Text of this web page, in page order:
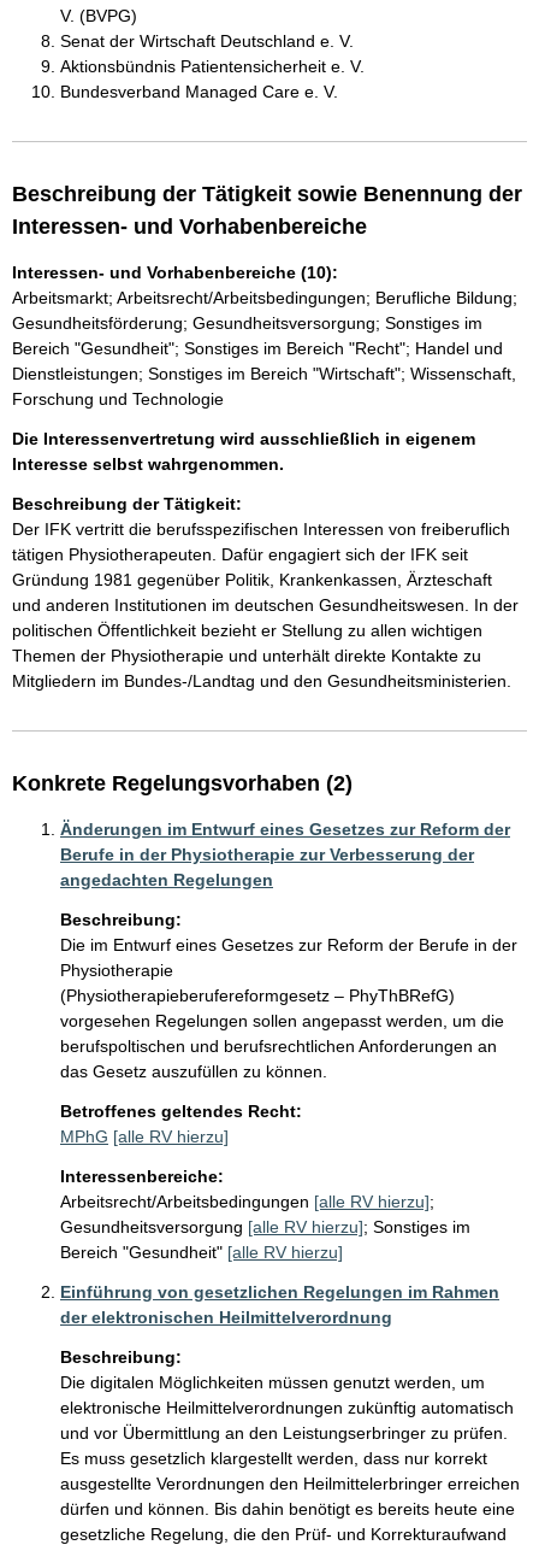
V. (BVPG)
Senat der Wirtschaft Deutschland e. V.
Aktionsbündnis Patientensicherheit e. V.
Bundesverband Managed Care e. V.
Beschreibung der Tätigkeit sowie Benennung der
Interessen- und Vorhabenbereiche
Interessen- und Vorhabenbereiche (10):
Arbeitsmarkt; Arbeitsrecht/Arbeitsbedingungen; Berufliche Bildung;
Gesundheitsförderung; Gesundheitsversorgung; Sonstiges im
Bereich "Gesundheit"; Sonstiges im Bereich "Recht"; Handel und
Dienstleistungen; Sonstiges im Bereich "Wirtschaft"; Wissenschaft,
Forschung und Technologie
Die Interessenvertretung wird ausschließlich in eigenem
Interesse selbst wahrgenommen.
Beschreibung der Tätigkeit:
Der IFK vertritt die berufsspezifischen Interessen von freiberuflich
tätigen Physiotherapeuten. Dafür engagiert sich der IFK seit
Gründung 1981 gegenüber Politik, Krankenkassen, Ärzteschaft
und anderen Institutionen im deutschen Gesundheitswesen. In der
politischen Öffentlichkeit bezieht er Stellung zu allen wichtigen
Themen der Physiotherapie und unterhält direkte Kontakte zu
Mitgliedern im Bundes-/Landtag und den Gesundheitsministerien.
Konkrete Regelungsvorhaben (2)
Änderungen im Entwurf eines Gesetzes zur Reform der
Berufe in der Physiotherapie zur Verbesserung der
angedachten Regelungen
Beschreibung:
Die im Entwurf eines Gesetzes zur Reform der Berufe in der
Physiotherapie
(Physiotherapieberufereformgesetz – PhyThBRefG)
vorgesehen Regelungen sollen angepasst werden, um die
berufspoltischen und berufsrechtlichen Anforderungen an
Betroffenes geltendes Recht:
MPhG [alle RV hierzu]
Interessenbereiche:
Arbeitsrecht/Arbeitsbedingungen [alle RV hierzu];
Gesundheitsversorgung [alle RV hierzu]; Sonstiges im
Bereich "Gesundheit" [alle RV hierzu]
Einführung von gesetzlichen Regelungen im Rahmen
der elektronischen Heilmittelverordnung
Beschreibung:
Die digitalen Möglichkeiten müssen genutzt werden, um
elektronische Heilmittelverordnungen zukünftig automatisch
und vor Übermittlung an den Leistungserbringer zu prüfen.
Es muss gesetzlich klargestellt werden, dass nur korrekt
ausgestellte Verordnungen den Heilmittelerbringer erreichen
dürfen und können. Bis dahin benötigt es bereits heute eine
gesetzliche Regelung, die den Prüf- und Korrekturaufwand